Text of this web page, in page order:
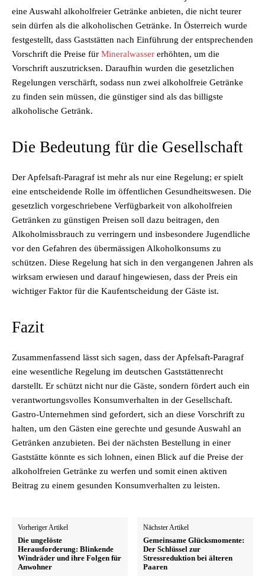
eine Auswahl alkoholfreier Getränke anbieten, die nicht teurer
sein dürfen als die alkoholischen Getränke. In Österreich wurde
festgestellt, dass Gaststätten nach Einführung der entsprechenden
Vorschrift die Preise für Mineralwasser erhöhten, um die
Vorschrift auszutricksen. Daraufhin wurden die gesetzlichen
Regelungen verschärft, sodass nun zwei alkoholfreie Getränke
zu finden sein müssen, die günstiger sind als das billigste
alkoholische Getränk.
Die Bedeutung für die Gesellschaft
Der Apfelsaft-Paragraf ist mehr als nur eine Regelung; er spielt
eine entscheidende Rolle im öffentlichen Gesundheitswesen. Die
gesetzlich vorgeschriebene Verfügbarkeit von alkoholfreien
Getränken zu günstigen Preisen soll dazu beitragen, den
Alkoholmissbrauch zu verringern und insbesondere Jugendliche
vor den Gefahren des übermässigen Alkoholkonsums zu
schützen. Diese Regelung hat sich in den vergangenen Jahren als
wirksam erwiesen und darauf hingewiesen, dass der Preis ein
wichtiger Faktor für die Kaufentscheidung der Gäste ist.
Fazit
Zusammenfassend lässt sich sagen, dass der Apfelsaft-Paragraf
eine wesentliche Regelung im deutschen Gaststättenrecht
darstellt. Er schützt nicht nur die Gäste, sondern fördert auch ein
verantwortungsvolles Konsumverhalten in der Gesellschaft.
Gastro-Unternehmen sind gefordert, sich an diese Vorschrift zu
halten, um den Gästen eine gerechte und gesunde Auswahl an
Getränken anzubieten. Bei der nächsten Bestellung in einer
Gaststätte könnte es sich lohnen, einen Blick auf die Preise der
alkoholfreien Getränke zu werfen und somit einen aktiven
Beitrag zu einem gesunden Konsumverhalten zu leisten.
Vorheriger Artikel
Die ungelöste
Herausforderung: Blinkende
Windräder und ihre Folgen für
Anwohner
Nächster Artikel
Gemeinsame Glücksmomente:
Der Schlüssel zur
Stressreduktion bei älteren
Paaren